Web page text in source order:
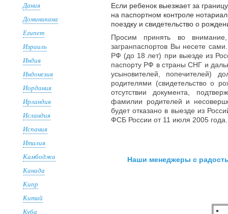
Дания
Доминикана
Египет
Израиль
Индия
Индонезия
Иордания
Ирландия
Исландия
Испания
Италия
Камбоджа
Канада
Кипр
Китай
Куба
Если ребенок выезжает за
на паспортном контроле
поездку и свидетельство о
Просим принять во внимание,
загранпаспортов Вы несете
РФ (до 18 лет) при выезде из
паспорту РФ в страны СНГ и
усыновителей, попечителей)
родителями (свидетельство о
отсутствии документа,
фамилии родителей и
будет отказано в выезде из
ФСБ России от 11 июля 2005
Наши менеджеры с